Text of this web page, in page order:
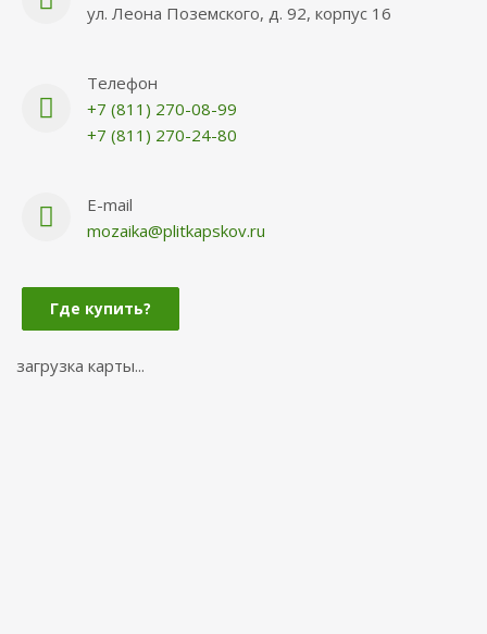
ул. Леона Поземского, д. 92, корпус 16
Телефон
+7 (811) 270-08-99
+7 (811) 270-24-80
E-mail
mozaika@plitkapskov.ru
Где купить?
загрузка карты...